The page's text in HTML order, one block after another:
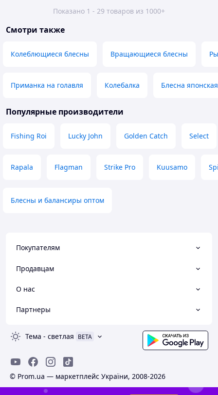
Показано 1 - 29 товаров из 1000+
Смотри также
Колеблющиеся блесны Вращающиеся блесны
Приманка на голавля Колебалка Блесна японская
Популярные производители
Fishing Roi Lucky John Golden Catch Select
Rapala Flagman Strike Pro Kuusamo
Блесны и балансиры оптом
Покупателям
Продавцам
О нас
Партнеры
Тема - светлая BETA
© Prom.ua — маркетплейс України, 2008-2026